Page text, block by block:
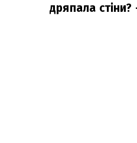
дряпала стіни?